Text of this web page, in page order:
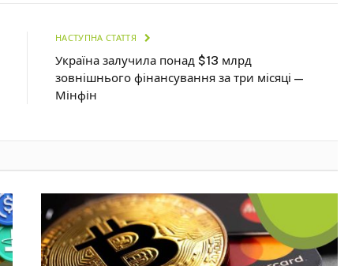
НАСТУПНА СТАТТЯ
Україна залучила понад $13 млрд
зовнішнього фінансування за три місяці —
Мінфін